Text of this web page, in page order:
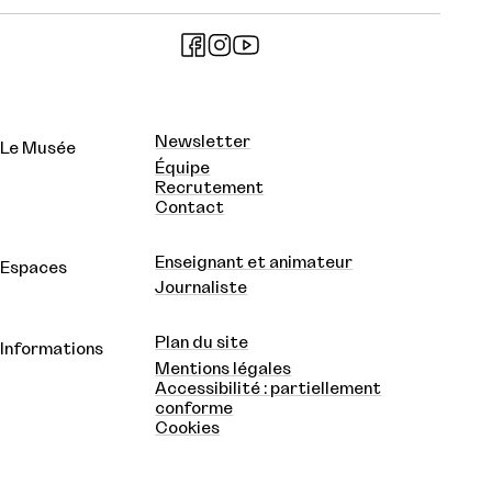
Le Musée
Newsletter
Équipe
Recrutement
Contact
Espaces
Enseignant et animateur
Journaliste
Informations
Plan du site
Mentions légales
Accessibilité : partiellement
conforme
Cookies